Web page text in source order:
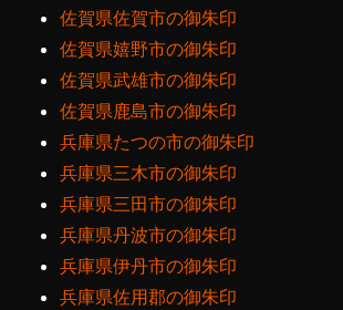
佐賀県佐賀市の御朱印
佐賀県嬉野市の御朱印
佐賀県武雄市の御朱印
佐賀県鹿島市の御朱印
兵庫県たつの市の御朱印
兵庫県三木市の御朱印
兵庫県三田市の御朱印
兵庫県丹波市の御朱印
兵庫県伊丹市の御朱印
兵庫県佐用郡の御朱印